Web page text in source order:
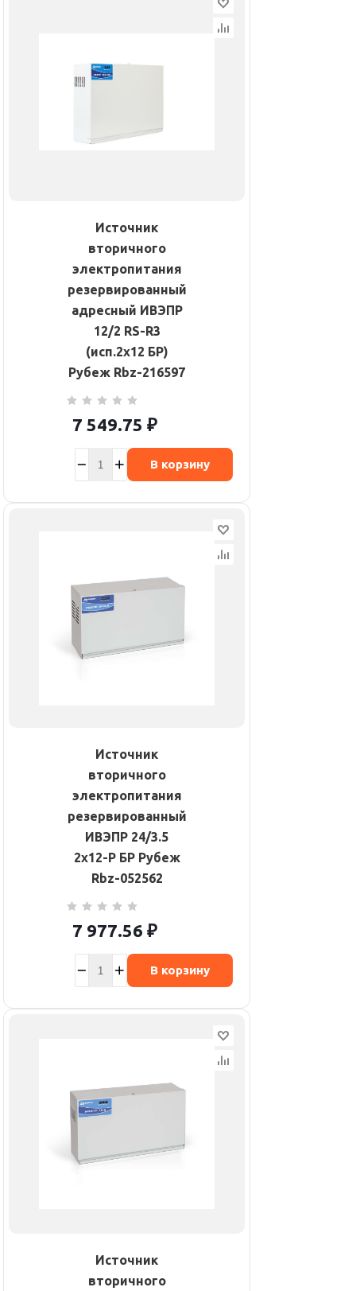
Источник
вторичного
электропитания
резервированный
адресный ИВЭПР
12/2 RS-R3
(исп.2х12 БР)
Рубеж Rbz-216597
7 549.75 ₽
В корзину
Источник
вторичного
электропитания
резервированный
ИВЭПР 24/3.5
2х12-Р БР Рубеж
Rbz-052562
7 977.56 ₽
В корзину
Источник
вторичного